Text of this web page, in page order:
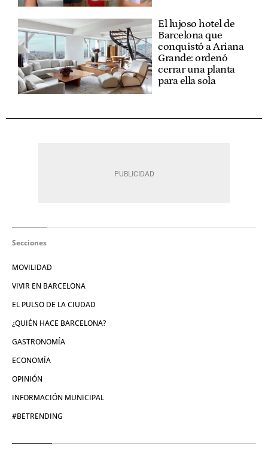
El lujoso hotel de
Barcelona que
conquistó a Ariana
Grande: ordenó
cerrar una planta
para ella sola
Secciones
MOVILIDAD
VIVIR EN BARCELONA
EL PULSO DE LA CIUDAD
¿QUIÉN HACE BARCELONA?
GASTRONOMÍA
ECONOMÍA
OPINIÓN
INFORMACIÓN MUNICIPAL
#BETRENDING